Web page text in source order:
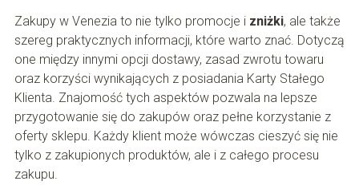
Zakupy w Venezia to nie tylko promocje i zniżki, ale także
szereg praktycznych informacji, które warto znać. Dotyczą
one między innymi opcji dostawy, zasad zwrotu towaru
oraz korzyści wynikających z posiadania Karty Stałego
Klienta. Znajomość tych aspektów pozwala na lepsze
przygotowanie się do zakupów oraz pełne korzystanie z
oferty sklepu. Każdy klient może wówczas cieszyć się nie
tylko z zakupionych produktów, ale i z całego procesu
zakupu.